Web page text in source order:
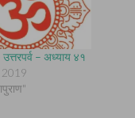
उत्तरपर्व – अध्याय ४१
2019